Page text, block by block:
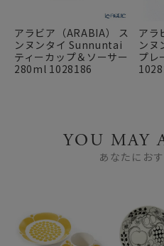
アラビア（ARABIA） ス
ンヌンタイ Sunnuntai
ティーカップ＆ソーサー
280ml 1028186
アラ
ン
プレ
YOU MAY
あなたにお